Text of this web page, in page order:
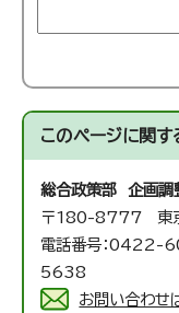
このページに関す
総合政策部 企画調
〒180-8777 東
電話番号：0422-
5638
お問い合わせ